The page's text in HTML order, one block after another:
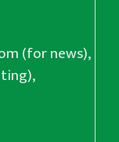
(for news),